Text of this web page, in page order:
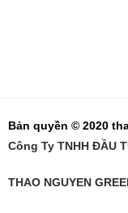
Bản quyền © 2020
Công Ty TNHH ĐẦU
THAO NGUYEN